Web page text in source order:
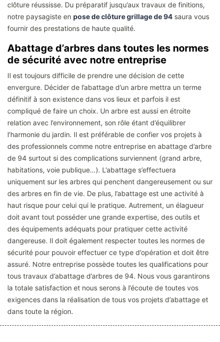
clôture réussisse. Du préparatif jusqu’aux travaux de finitions,
notre paysagiste en pose de clôture grillage de 94 saura vous
fournir des prestations de haute qualité.
Abattage d’arbres dans toutes les normes
de sécurité avec notre entreprise
Il est toujours difficile de prendre une décision de cette
envergure. Décider de l’abattage d’un arbre mettra un terme
définitif à son existence dans vos lieux et parfois il est
compliqué de faire un choix. Un arbre est aussi en étroite
relation avec l’environnement, son rôle étant d’équilibrer
l’harmonie du jardin. Il est préférable de confier vos projets à
des professionnels comme notre entreprise en abattage d’arbre
de 94 surtout si des complications surviennent (grand arbre,
habitations, voie publique…). L’abattage s’effectuera
uniquement sur les arbres qui penchent dangereusement ou sur
des arbres en fin de vie. De plus, l’abattage est une activité à
haut risque pour celui qui le pratique. Autrement, un élagueur
doit avant tout posséder une grande expertise, des outils et
des équipements adéquats pour pratiquer cette activité
dangereuse. Il doit également respecter toutes les normes de
sécurité pour pouvoir effectuer ce type d’opération et doit être
assuré. Notre entreprise possède toutes les qualifications pour
tous travaux d’abattage d’arbres de 94. Nous vous garantirons
la totale satisfaction et nous serons à l’écoute de toutes vos
exigences dans la réalisation de tous vos projets d’abattage et
dans toute la région.